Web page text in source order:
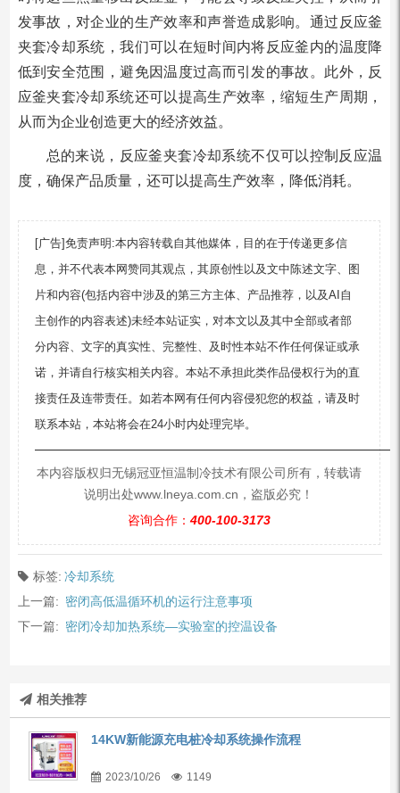
发事故，对企业的生产效率和声誉造成影响。通过反应釜
夹套冷却系统，我们可以在短时间内将反应釜内的温度降
低到安全范围，避免因温度过高而引发的事故。此外，反
应釜夹套冷却系统还可以提高生产效率，缩短生产周期，
从而为企业创造更大的经济效益。
总的来说，反应釜夹套冷却系统不仅可以控制反应温
度，确保产品质量，还可以提高生产效率，降低消耗。
[广告]免责声明:本内容转载自其他媒体，目的在于传递更多信
息，并不代表本网赞同其观点，其原创性以及文中陈述文字、图
片和内容(包括内容中涉及的第三方主体、产品推荐，以及AI自
主创作的内容表述)未经本站证实，对本文以及其中全部或者部
分内容、文字的真实性、完整性、及时性本站不作任何保证或承
诺，并请自行核实相关内容。本站不承担此类作品侵权行为的直
接责任及连带责任。如若本网有任何内容侵犯您的权益，请及时
联系本站，本站将会在24小时内处理完毕。
本内容版权归无锡冠亚恒温制冷技术有限公司所有，转载请
说明出处www.lneya.com.cn，盗版必究！
咨询合作： 400-100-3173
标签: 冷却系统
上一篇: 密闭高低温循环机的运行注意事项
下一篇: 密闭冷却加热系统—实验室的控温设备
相关推荐
14KW新能源充电桩冷却系统操作流程
2023/10/26 1149